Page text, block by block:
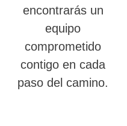
encontrarás un
equipo
comprometido
contigo en cada
paso del camino.